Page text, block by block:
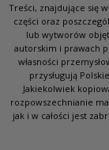
Treści, znajdujące się
części oraz
lub wytworów
autorskim i prawach
własności
przysługują
Jakiekolwiek
rozpowszechnianie
jak i w całości jest